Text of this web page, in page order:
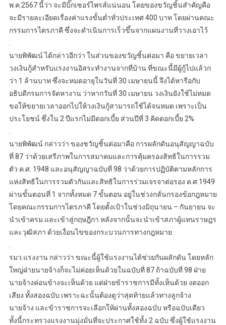
พ.ค.2567 นี้ว่า จะมีบิ๊กเซอร์ไพรส์แน่นอน โดยของขวัญชิ้นสำคัญคือ
จะมีรายละเอียดเรื่องค่าแรงขั้นต่ำทั่วประเทศ 400 บาท โดยผ่านคณะ
กรรมการไตรภาคี ซึ่งจะดำเนินการเร็วขึ้นจากแผนงานที่วางเอาไว้
นายพิพัฒน์ ได้กล่าวอีกว่า ในส่วนของขวัญชิ้นต่อมา คือ ขยายเวลา
วงเงินกู้สำหรับแรงงานอิสระทำงานจากที่บ้าน ที่ขณะนี้มีผู้กู้ไปแล้วก
ว่า 1 ล้านบาท ซึ่งจะหมดอายุในวันที่ 30 เมษายนนี้ จึงได้หารือกับ
อธิบดีกรมการจัดหางาน ว่าหากวันที่ 30 เมษายน วงเงินยังใช้ไม่หมด
ขอให้ขยายเวลาออกไปให้วงเงินกู้สามารถใช้ได้จนหมด เพราะเป็น
ประโยชน์ ซึ่งใน 2 ปีแรกไม่มีดอกเบี้ย ส่วนปีที่ 3 คิดดอกเบี้ย 2%
นายพิพัฒน์ กล่าวว่า ของชวัญชิ้นต่อมาคือ การผลักดันอนุสัญญาฉบับ
ที่ 87 ว่าด้วยเสรีภาพในการสมาคมและการคุ้มครองสิทธิในการรวม
ตัว ค.ศ. 1948 และอนุสัญญาฉบับที่ 98 ว่าด้วยการปฏิบัติตามหลักการ
แห่งสิทธิในการรวมตัวกันและสิทธิในการร่วมเจรจาต่อรอง ค.ศ.1949
ผ่านขั้นตอนที่ 1 จากทั้งหมด 7 ขั้นตอน อยู่ในช่วงกลั่นกรองข้อกฎหมาย
โดยคณะกรรมการไตรภาคี โดยตั้งเป้าในช่วงมิถุนายน – กันยายน จะ
นำเข้าครม.และเข้าสู่กฤษฎีกา หลังจากนั้นจะนำเข้าสภาผู้แทนราษฎร
และวุฒิสภา ด้วยเงื่อนไขของกระบวนการทางกฎหมาย
รมว.แรงงาน กล่าวว่า ขณะนี้ผู้ใช้แรงงานได้ช่วยกันผลักดัน โดยหลัก
ใหญ่ฝ่ายนายจ้างก็จะไม่ค่อยเห็นด้วยในฉบับที่ 87 ถ้าฉบับที่ 98 ฝ่าย
นายจ้างค่อนข้างจะเห็นด้วย แต่ฝ่ายข้าราชการมีทั้งเห็นด้วย งดออก
เสียง ทั้งสองฉบับ เพราะฉะนั้นต้องดูว่าสุดท้ายแล้วทางลูกจ้าง
นายจ้าง และข้าราชการจะเลือกให้ผ่านทั้งสองฉบับ หรือฉบับเดียว
ทั้งนี้กระทรวงแรงงานมุ่งมั่นที่จะประกาศใช้ทั้ง 2 ฉบับ ซึ่งผู้ใช้แรงงาน